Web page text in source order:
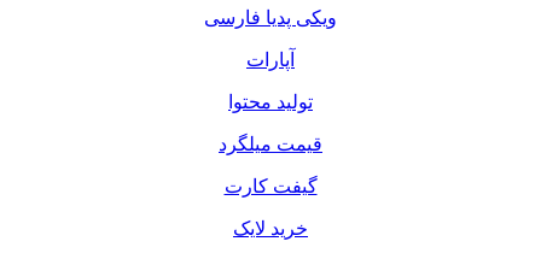
ویکی پدیا فارسی
آپارات
تولید محتوا
قیمت میلگرد
گیفت کارت
خرید لایک